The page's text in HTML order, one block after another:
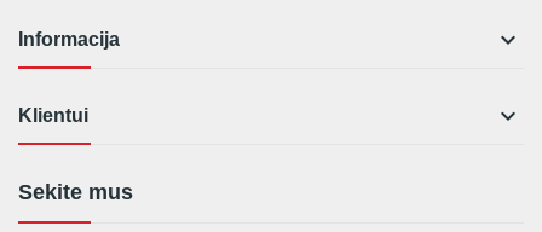
Informacija 
Klientui 
Sekite mus